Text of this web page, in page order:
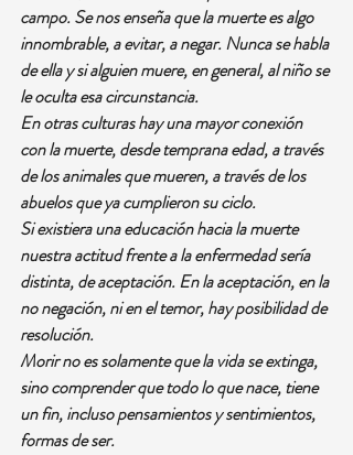
campo. Se nos enseña que la muerte es algo
innombrable, a evitar, a negar. Nunca se habla
de ella y si alguien muere, en general, al niño se
le oculta esa circunstancia.
En otras culturas hay una mayor conexión
con la muerte, desde temprana edad, a través
de los animales que mueren, a través de los
abuelos que ya cumplieron su ciclo.
Si existiera una educación hacia la muerte
nuestra actitud frente a la enfermedad sería
distinta, de aceptación. En la aceptación, en la
no negación, ni en el temor, hay posibilidad de
resolución.
Morir no es solamente que la vida se extinga,
sino comprender que todo lo que nace, tiene
un fin, incluso pensamientos y sentimientos,
formas de ser.